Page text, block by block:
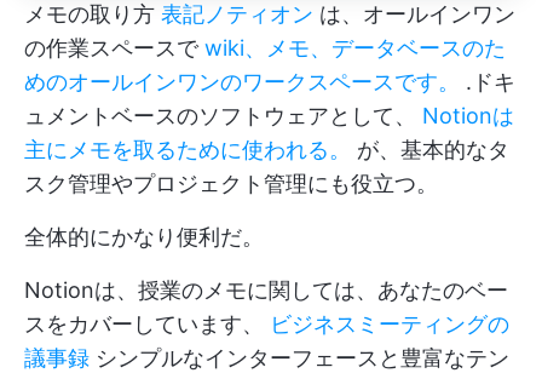
メモの取り方 表記 ノティオン は、オールインワン
の作業スペースでwiki、メモ、データベースのた
めのオールインワンのワークスペースです。
.ドキ
ュメントベースのソフトウェアとして、 Notionは
主にメモを取るために使われる。
が、基本的なタ
スク管理やプロジェクト管理にも役立つ。
全体的にかなり便利だ。
Notionは、授業のメモに関しては、あなたのベー
スをカバーしています、
ビジネスミーティングの
議事録 シンプルなインターフェースと豊富なテン